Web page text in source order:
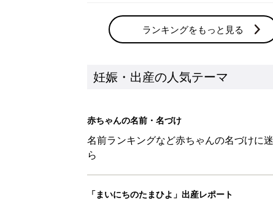
たまひよのアプリに寄せられた先輩ママの
体験談
【陵】を使った男の子の漢字
【梁】を使った名前の漢字の意